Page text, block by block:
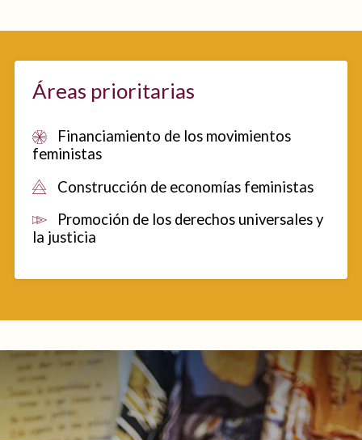
Áreas prioritarias
Financiamiento de los movimientos
feministas
Construcción de economías feministas
Promoción de los derechos universales y
la justicia